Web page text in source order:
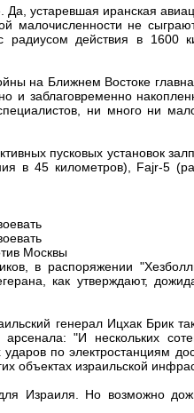
устаревшая иранская
не
действия в 1600
на Ближнем Востоке
и заблаговременно
ни много ни
пусковых установок
в 45 километров), Fajr-5
Москвы
в распоряжении
как утверждают,
генерал Ицхак Брик
"И нескольких
по электростанциям
объектах израильской
Израиля. Но возможно